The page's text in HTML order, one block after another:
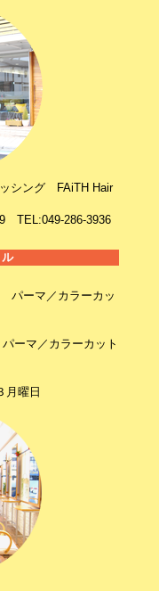
シング FAiTH Hair
TEL:049-286-3936
パーマ／カラーカッ
ーマ／カラーカット
月曜日